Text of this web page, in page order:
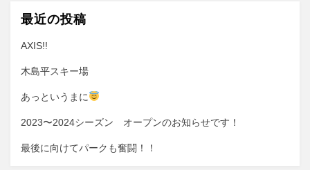
最近の投稿
AXIS!!
木島平スキー場
あっというまに
2023〜2024シーズン オープンのお知らせです！
最後に向けてパークも奮闘！！